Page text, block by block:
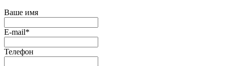
Ваше имя
E-mail*
Телефон